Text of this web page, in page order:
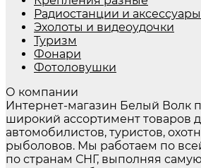
Радиостанции и аксессуары
Эхолоты и видеоудочки
Туризм
Фонари
Фотоловушки
О компании
Интернет-магазин Белый Волк
широкий ассортимент товаров
автомобилистов, туристов,
рыболовов. Мы работаем по
по странам СНГ, выполняя